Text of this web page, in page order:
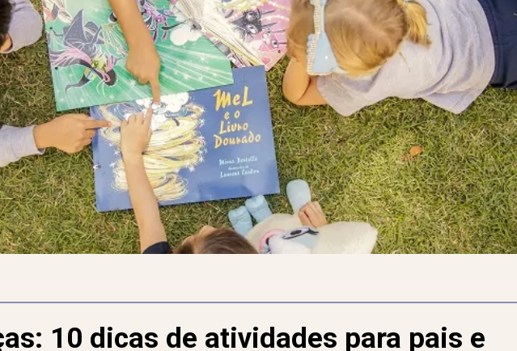
10 dicas de atividades para pais e